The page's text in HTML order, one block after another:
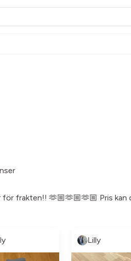
frakten!! 🫶🏼🫶🏼🫶🏼 Pris kan
Lilly